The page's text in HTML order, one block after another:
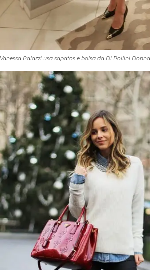
Vanessa Palazzi usa sapatos e bolsa da Di Pollini Donna